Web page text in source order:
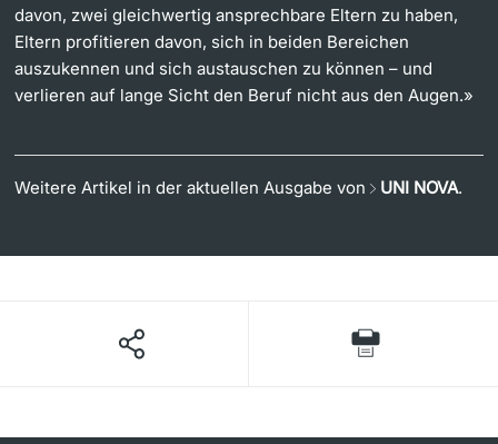
davon, zwei gleichwertig ansprechbare Eltern zu haben,
Eltern profitieren davon, sich in beiden Bereichen
auszukennen und sich austauschen zu können – und
verlieren auf lange Sicht den Beruf nicht aus den Augen.»
Weitere Artikel in der aktuellen Ausgabe von UNI NOVA.